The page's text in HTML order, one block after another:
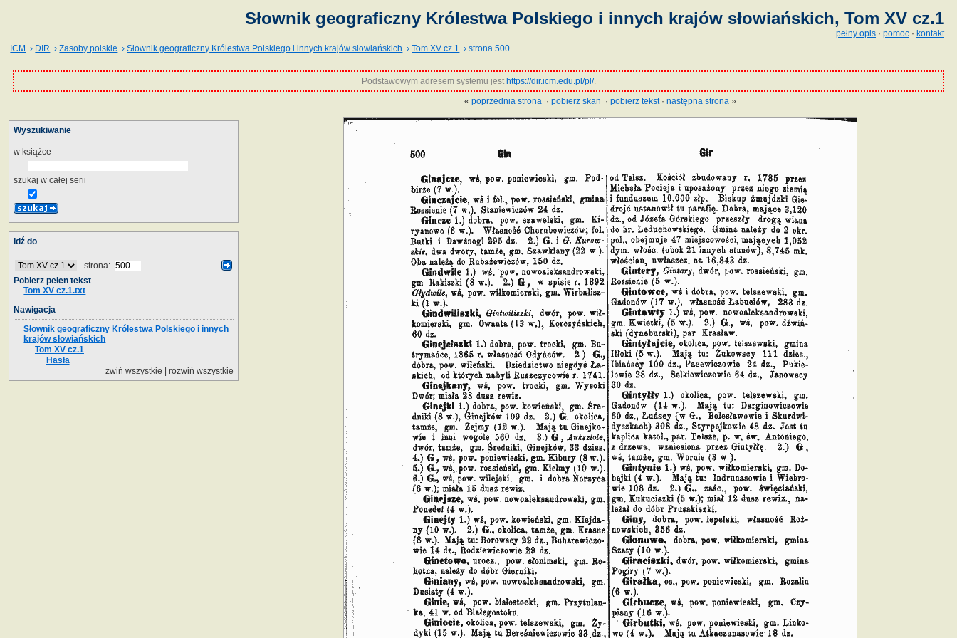
Słownik geograficzny Królestwa Polskiego i innych krajów słowiańskich, Tom XV cz.1
pełny opis · pomoc · kontakt
ICM › DIR ›Zasoby polskie ›Słownik geograficzny Królestwa Polskiego i innych krajów słowiańskich ›Tom XV cz.1 › strona 500
Podstawowym adresem systemu jest https://dir.icm.edu.pl/pl/.
«poprzednia strona ·pobierz skan ·pobierz tekst·następna strona »
Wyszukiwanie
w książce
szukaj w całej serii
Idź do
strona:
Pobierz pełen tekst
Tom XV cz.1.txt
Nawigacja
Słownik geograficzny Królestwa Polskiego i innych
krajów słowiańskich
Tom XV cz.1
Hasła
zwiń wszystkie |rozwiń wszystkie